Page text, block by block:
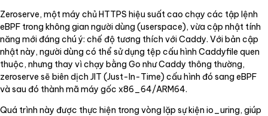
Zeroserve, một máy chủ HTTPS hiệu suất cao chạy các tập lệnh
eBPF trong không gian người dùng (userspace), vừa cập nhật tính
năng mới đáng chú ý: chế độ tương thích với Caddy. Với bản cập
nhật này, người dùng có thể sử dụng tệp cấu hình Caddyfile quen
thuộc, nhưng thay vì chạy bằng Go như Caddy thông thường,
zeroserve sẽ biên dịch JIT (Just-In-Time) cấu hình đó sang eBPF
và sau đó thành mã máy gốc x86_64/ARM64.
Quá trình này được thực hiện trong vòng lặp sự kiện io_uring, giúp